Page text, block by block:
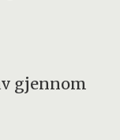
gjennom